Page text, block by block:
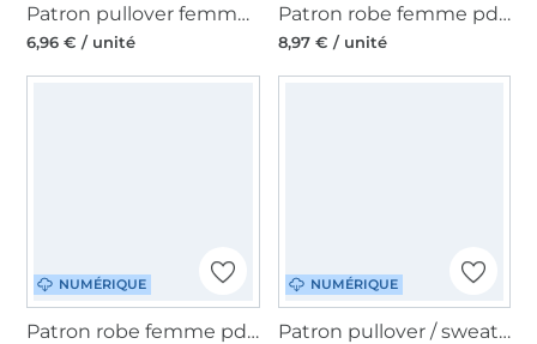
Patron pullover femme pdf Acai Erbsünde, en allemand
6,96 € / unité
Patron robe femme pdf Maringa Gr. 46-56 Erbsünde, en allemand
8,97 € / unité
NUMÉRIQUE
Patron robe femme pdf Maringa Gr. 34-46 Erbsünde, en allemand
NUMÉRIQUE
Patron pullover / sweat-shirt femme pdf Teresina Erbsünde, en allemand